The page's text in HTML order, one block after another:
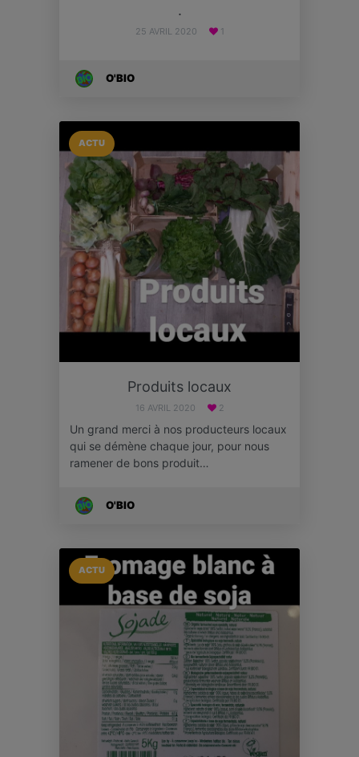
.
25 AVRIL 2020 1
O'BIO
ACTU
Produits locaux
16 AVRIL 2020 2
Un grand merci à nos producteurs locaux
qui se démène chaque jour, pour nous
ramener de bons produit…
O'BIO
ACTU